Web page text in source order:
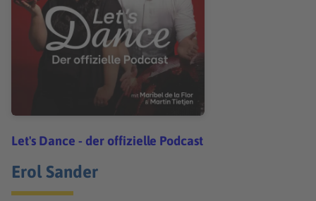
Let's Dance - der offizielle Podcast
Erol Sander